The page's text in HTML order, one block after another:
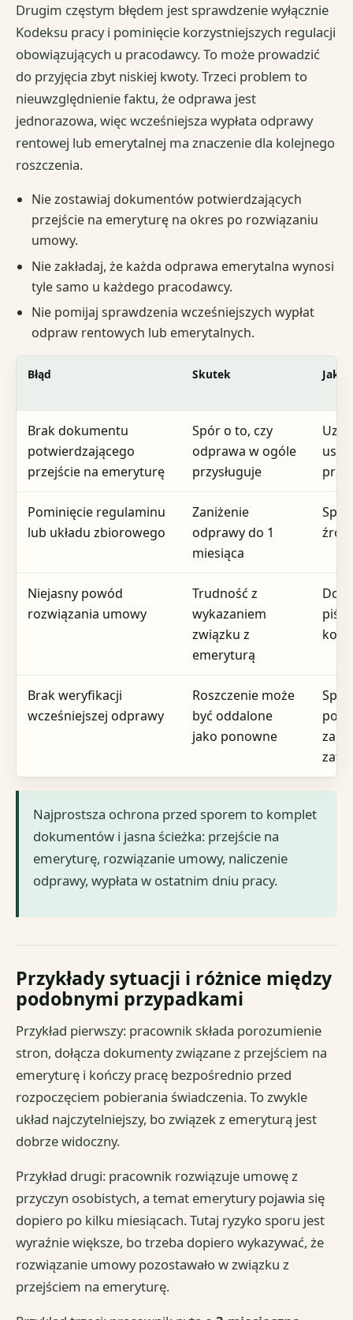
Drugim częstym błędem jest sprawdzenie wyłącznie
Kodeksu pracy i pominięcie korzystniejszych regulacji
obowiązujących u pracodawcy. To może prowadzić
do przyjęcia zbyt niskiej kwoty. Trzeci problem to
nieuwzględnienie faktu, że odprawa jest
jednorazowa, więc wcześniejsza wypłata odprawy
rentowej lub emerytalnej ma znaczenie dla kolejnego
roszczenia.
Nie zostawiaj dokumentów potwierdzających
przejście na emeryturę na okres po rozwiązaniu
umowy.
Nie zakładaj, że każda odprawa emerytalna wynosi
tyle samo u każdego pracodawcy.
Nie pomijaj sprawdzenia wcześniejszych wypłat
odpraw rentowych lub emerytalnych.
Błąd Skutek Jak
Brak dokumentu
potwierdzającego
przejście na emeryturę
Spór o to, czy
odprawa w ogóle
przysługuje
Pominięcie regulaminu
lub układu zbiorowego
Zaniżenie
odprawy do 1
miesiąca
Niejasny powód
rozwiązania umowy
Trudność z
wykazaniem
związku z
emeryturą
Brak weryfikacji
wcześniejszej odprawy
Roszczenie może
być oddalone
jako ponowne
Najprostsza ochrona przed sporem to komplet
dokumentów i jasna ścieżka: przejście na
emeryturę, rozwiązanie umowy, naliczenie
odprawy, wypłata w ostatnim dniu pracy.
Przykłady sytuacji i różnice między
podobnymi przypadkami
Przykład pierwszy: pracownik składa porozumienie
stron, dołącza dokumenty związane z przejściem na
emeryturę i kończy pracę bezpośrednio przed
rozpoczęciem pobierania świadczenia. To zwykle
układ najczytelniejszy, bo związek z emeryturą jest
dobrze widoczny.
Przykład drugi: pracownik rozwiązuje umowę z
przyczyn osobistych, a temat emerytury pojawia się
dopiero po kilku miesiącach. Tutaj ryzyko sporu jest
wyraźnie większe, bo trzeba dopiero wykazywać, że
rozwiązanie umowy pozostawało w związku z
przejściem na emeryturę.